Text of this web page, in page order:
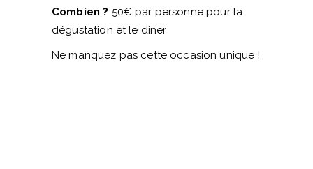
Combien ? 50€ par personne pour la
dégustation et le diner
Ne manquez pas cette occasion unique !